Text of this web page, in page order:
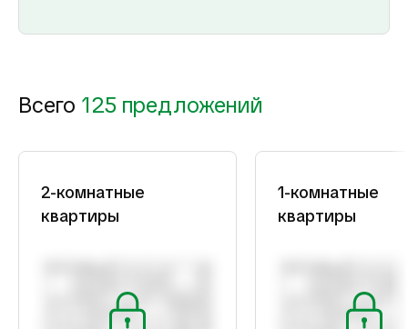
Всего 125 предложений
2-комнатные
квартиры
1-комнатные
квартиры